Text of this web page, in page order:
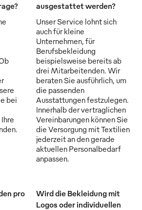
bei
ausgestattet werden?
Unser Service lohnt sich
auch für kleine
Unternehmen, für
Berufsbekleidung
beispielsweise bereits ab
drei Mitarbeitenden. Wir
beraten Sie ausführlich, um
die passenden
Ausstattungen festzulegen.
Innerhalb der vertraglichen
Vereinbarungen können Sie
die Versorgung mit Textilien
jederzeit an den gerade
aktuellen Personalbedarf
anpassen.
pro
Wird die Bekleidung mit
Logos oder individuellen